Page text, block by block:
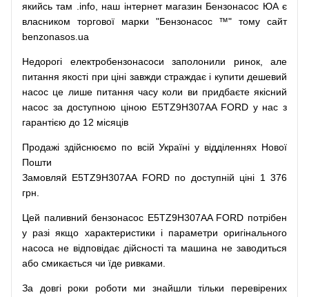
якийсь там .info, наш інтернет магазин Бензонасос ЮА є
власником
торгової марки "Бензонасос ™" тому
сайт
benzonasos.ua
Недорогі електробензонасоси заполонили ринок,
але
питання якості при ціні завжди страждає і купити дешевий
насос це лише питання часу коли ви придбаєте якісний
насос за доступною ціною E5TZ9H307AA FORD у нас з
гарантією до 12 місяців
Продажі здійснюємо по всій Україні у відділеннях Нової
Пошти
Замовляй E5TZ9H307AA FORD по доступній ціні 1 376
грн.
Цей паливний бензонасос E5TZ9H307AA FORD потрібен
у разі якщо характеристики і параметри оригінального
насоса не відповідає дійсності та машина не заводиться
або смикається чи їде ривками
За довгі роки роботи ми знайшли тільки
перевірених